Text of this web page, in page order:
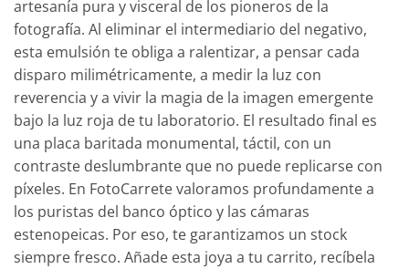
artesanía pura y visceral de los pioneros de la
fotografía. Al eliminar el intermediario del negativo,
esta emulsión te obliga a ralentizar, a pensar cada
disparo milimétricamente, a medir la luz con
reverencia y a vivir la magia de la imagen emergente
bajo la luz roja de tu laboratorio. El resultado final es
una placa baritada monumental, táctil, con un
contraste deslumbrante que no puede replicarse con
píxeles. En FotoCarrete valoramos profundamente a
los puristas del banco óptico y las cámaras
estenopeicas. Por eso, te garantizamos un stock
siempre fresco. Añade esta joya a tu carrito, recíbela